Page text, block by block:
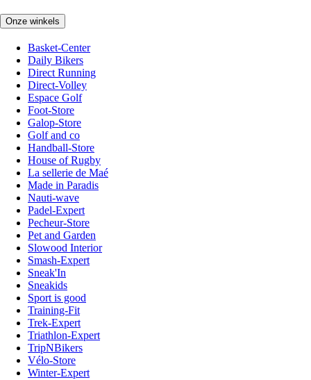
Onze winkels
Basket-Center
Daily Bikers
Direct Running
Direct-Volley
Espace Golf
Foot-Store
Galop-Store
Golf and co
Handball-Store
House of Rugby
La sellerie de Maé
Made in Paradis
Nauti-wave
Padel-Expert
Pecheur-Store
Pet and Garden
Slowood Interior
Smash-Expert
Sneak'In
Sneakids
Sport is good
Training-Fit
Trek-Expert
Triathlon-Expert
TripNBikers
Vélo-Store
Winter-Expert